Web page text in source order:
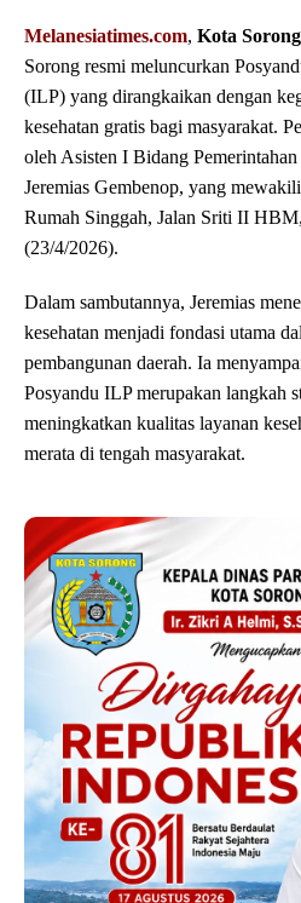
Melanesiatimes.com, Kota Sorong
Sorong resmi meluncurkan
(ILP) yang dirangkaikan dengan
kesehatan gratis bagi masyarakat.
oleh Asisten I Bidang
Jeremias Gembenop, yang
Rumah Singgah, Jalan Sriti II
(23/4/2026).
Dalam sambutannya, Jeremias
kesehatan menjadi fondasi utama
pembangunan daerah. Ia
Posyandu ILP merupakan langkah
meningkatkan kualitas layanan
merata di tengah masyarakat.